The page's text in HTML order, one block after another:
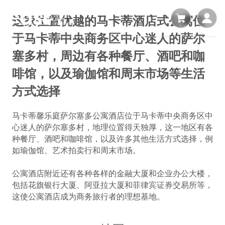
这家位置优越的马卡蒂酒店式公寓位
于马卡蒂中央商务区中心迷人的萨尔
塞多村，周边有各种餐厅、酒吧和咖
啡馆，以及瑜伽馆和周末市场等生活
方式选择
马卡蒂馨乐庭萨尔塞多公寓酒店位于马卡蒂中央商务区中
心迷人的萨尔塞多村，地理位置得天独厚，这一地区有各
种餐厅、酒吧和咖啡馆，以及许多其他生活方式选择，例
如瑜伽馆、艺术拍卖行和周末市场。
公寓酒店附近还有各种各样的金融大厦和企业办公大楼，
包括花旗银行大厦、阿亚拉大厦和菲律宾证券交易所等，
这使公寓酒店成为商务旅行者的理想基地。